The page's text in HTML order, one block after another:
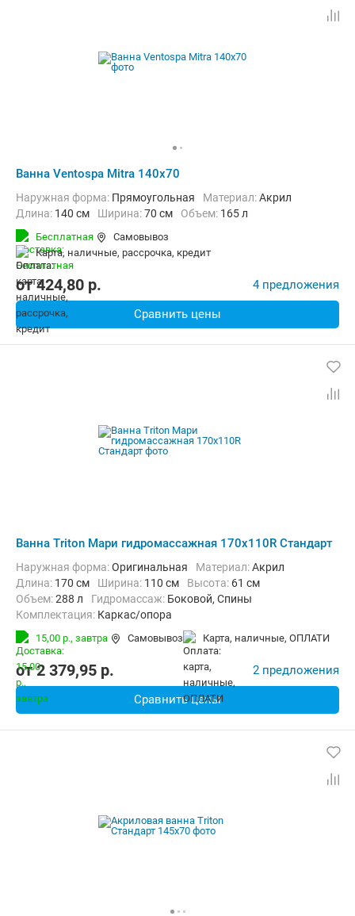
Ванна Ventospa Mitra 140x70
Наружная форма: Прямоугольная Материал:Акрил
Длина: 140 см Ширина:70 см Объем: 165 л
Бесплатная
Самовывоз
карта, наличные, рассрочка, кредит
от424,80 p. 4 предложения
Сравнить цены
Ванна Triton Мари гидромассажная 170х110R Стандарт
Наружная форма:Оригинальная Материал:Акрил
Длина: 170 см Ширина: 110 см Высота: 61 см
Объем:288 л Гидромассаж: Боковой, Спины
Комплектация: Каркас/опора
15,00 р., завтра Самовывоз карта, наличные, ОПЛАТИ
от2 379,95 p. 2 предложения
Сравнить цены